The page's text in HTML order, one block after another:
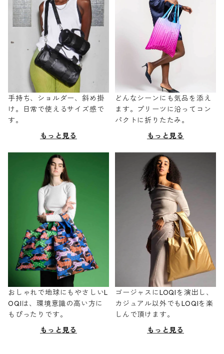
手持ち、ショルダー、斜め掛
け。日常で使えるサイズ感で
す。
もっと見る
どんなシーンにも気品を添え
ます。プリーツに沿ってコン
パクトに折りたたみ。
もっと見る
おしゃれで地球にもやさしいL
OQIは、環境意識の高い方に
もぴったりです。
もっと見る
ゴージャスにLOQIを演出し、
カジュアル以外でもLOQIを楽
しんで頂けます。
もっと見る